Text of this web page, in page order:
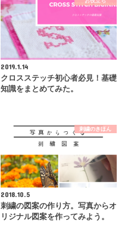
2019.1.14
クロスステッチ初心者必見！基礎
知識をまとめてみた。
刺繍のきほん
2018.10.5
刺繍の図案の作り方。写真からオ
リジナル図案を作ってみよう。